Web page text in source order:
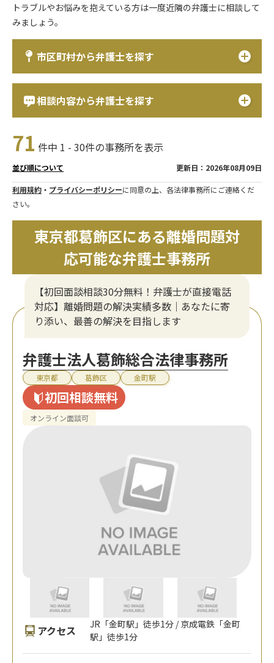
トラブルやお悩みを抱えている方は一度近隣の弁護士に相談して
みましょう。
市区町村から弁護士を探す
相談内容から弁護士を探す
71 件中 1 - 30件の事務所を表示
並び順について 更新日：2026年08月09日
利用規約 ・ プライバシーポリシーに同意の上、各法律事務所にご連絡くだ
さい。
東京都葛飾区にある離婚問題対
応可能な弁護士事務所
【初回面談相談30分無料！弁護士が直接電話
対応】離婚問題の解決実績多数｜あなたに寄
り添い、最善の解決を目指します
弁護士法人葛飾総合法律事務所
東京都 葛飾区 金町駅
初回相談無料
オンライン面談可
アクセス
JR「金町駅」徒歩1分 / 京成電鉄「金町
駅」徒歩1分